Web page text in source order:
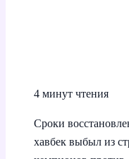
4 минут чтения
Сроки
хавбек выбыл из